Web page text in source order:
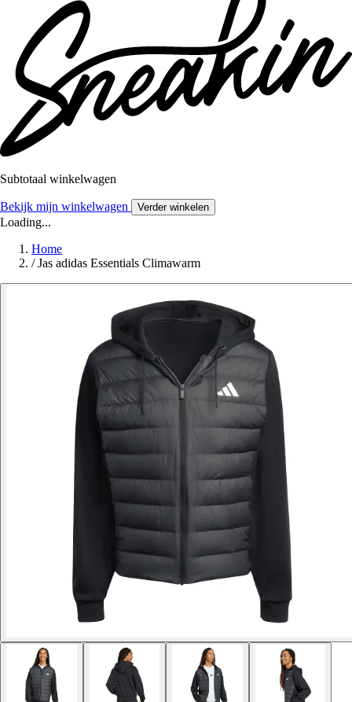
Subtotaal winkelwagen
Bekijk mijn winkelwagen Verder winkelen
Loading...
Home
/ Jas adidas Essentials Climawarm